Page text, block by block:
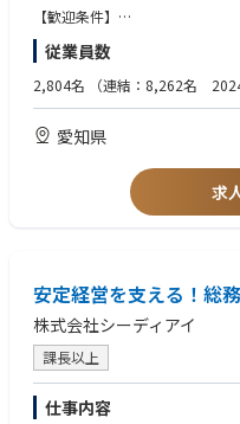
・外部との契約締結サポート、
知財に関する社内会議の運営
※将来リーダー候補、全社の開
待
・残業時間：10h程度/月※昨年
【歓迎条件】
・知財部門経験者、法務部門経験
・弁護士、弁理士
・知的財産技能検定1級
【求める人物像】
・コミュニケーション能力に長
・特許公報や法律など、文字ベ
・未経験でも、自ら学んで取り
従業員数
2,804名 （連結：8,262名
愛知県
求
安定経営を支える！総
株式会社シーディアイ
課長以上
仕事内容